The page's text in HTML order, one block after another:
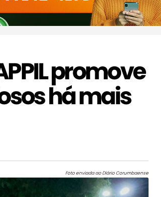
promove
há mais
Foto enviada ao Diário Corumbaense